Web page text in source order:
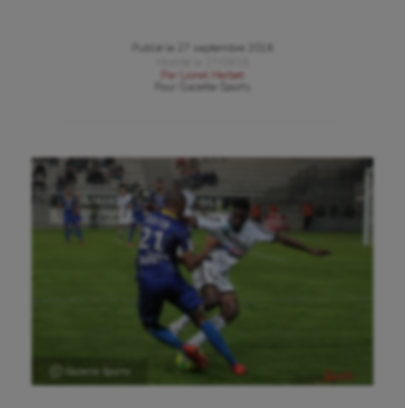
Publié le
27 septembre 2016
Par
Lionel Herbet
Gazette Sports
Ⓒ Gazette Sports